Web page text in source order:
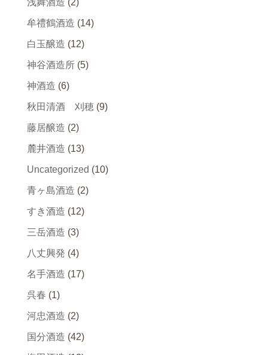
浅舞酒造 (2)
牟禮鶴酒造 (14)
白玉醸造 (12)
神谷酒造所 (5)
神酒造 (6)
秋田清酒 刈穂 (9)
藤居醸造 (2)
麓井酒造 (13)
Uncategorized (10)
青ヶ島酒造 (2)
すき酒造 (12)
三岳酒造 (3)
八丈興発 (4)
名手酒造 (17)
呉春 (1)
河忠酒造 (2)
国分酒造 (42)